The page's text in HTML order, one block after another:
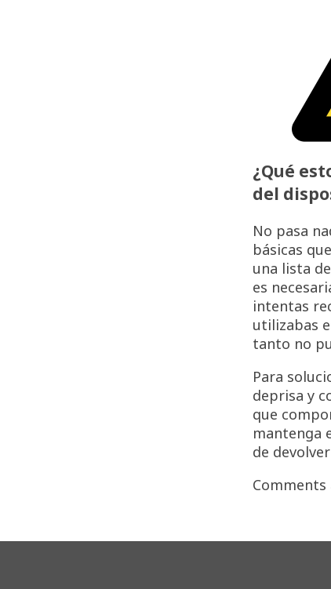
¿Qué
del
No pasa
básicas
una lista
es
intentas
utilizabas
tanto no
Para
deprisa y
que
mantenga
de
Comments